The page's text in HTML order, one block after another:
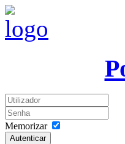
Memorizar
Autenticar